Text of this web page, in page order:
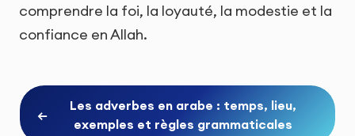
comprendre la foi, la loyauté, la modestie et la
confiance en Allah.
←
Les adverbes en arabe : temps, lieu,
exemples et règles grammaticales